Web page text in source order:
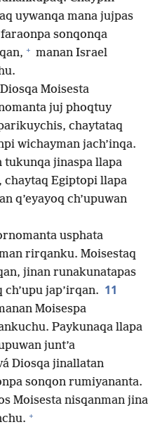
uywanqa mana jujpas
sonqonqa
+ manan Israel
Moisesta
juj phoqtuy
chaytataq
wichayman jach’inqa.
tukunqa jinaspa llapa
chaytaq Egiptopi llapa
q’eyayoq ch’upuwan
usphata
rirqanku. Moisestaq
jinan runakunatapas
jap’irqan. 11
Moisespa
Paykunaqa llapa
junt’a
Diosqa jinallatan
sonqon rumiyananta.
Moisesta nisqanman jina
+